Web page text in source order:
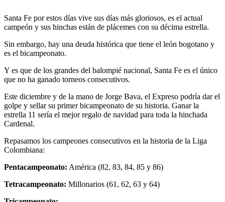
Santa Fe por estos días vive sus días más gloriosos, es el actual
campeón y sus hinchas están de plácemes con su décima estrella.
Sin embargo, hay una deuda histórica que tiene el león bogotano y
es el bicampeonato.
Y es que de los grandes del balompié nacional, Santa Fe es el único
que no ha ganado torneos consecutivos.
Este diciembre y de la mano de Jorge Bava, el Expreso podría dar el
golpe y sellar su primer bicampeonato de su historia. Ganar la
estrella 11 sería el mejor regalo de navidad para toda la hinchada
Cardenal.
Repasamos los campeones consecutivos en la historia de la Liga
Colombiana:
Pentacampeonato: América (82, 83, 84, 85 y 86)
Tetracampeonato: Millonarios (61, 62, 63 y 64)